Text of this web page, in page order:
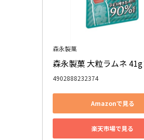
森永製菓
森永製菓 大粒ラムネ
4902888232374
Amazonで見る
楽天市場で見る